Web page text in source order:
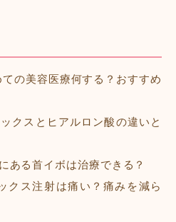
の美容医療何する？おすすめ
クスとヒアルロン酸の違いと
ある首イボは治療できる？
クス注射は痛い？痛みを減ら